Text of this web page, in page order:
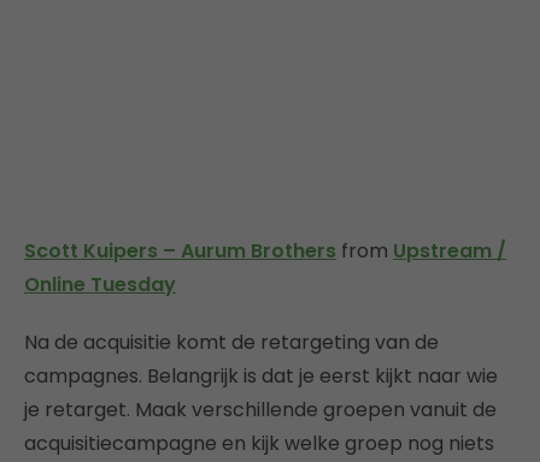
Scott Kuipers – Aurum Brothers from Upstream /
Online Tuesday
Na de acquisitie komt de retargeting van de
campagnes. Belangrijk is dat je eerst kijkt naar wie
je retarget. Maak verschillende groepen vanuit de
acquisitiecampagne en kijk welke groep nog niets